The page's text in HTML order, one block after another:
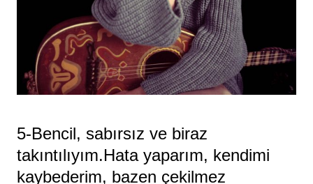
5-Bencil, sabırsız ve biraz
takıntılıyım.Hata yaparım, kendimi
kaybederim, bazen çekilmez